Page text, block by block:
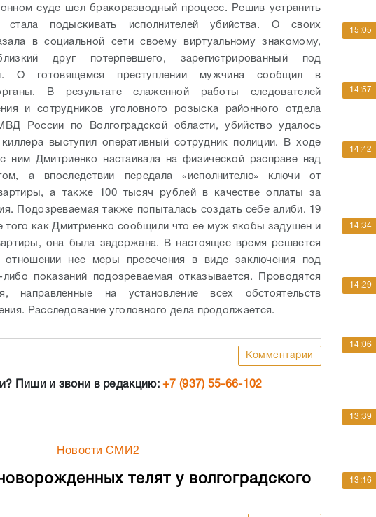
суде шел бракоразводный процесс. Решив устранить
стала подыскивать исполнителей убийства. О своих
в социальной сети своему виртуальному знакомому,
друг потерпевшего, зарегистрированный под
О готовящемся преступлении мужчина сообщил в
В результате слаженной работы следователей
и сотрудников уголовного розыска районного отдела
России по Волгоградской области, убийство удалось
выступил оперативный сотрудник полиции. В ходе
ним Дмитриенко настаивала на физической расправе над
а впоследствии передала «исполнителю» ключи от
а также 100 тысяч рублей в качестве оплаты за
Подозреваемая также попыталась создать себе алиби. 19
того как Дмитриенко сообщили что ее муж якобы задушен и
она была задержана. В настоящее время решается
нее меры пресечения в виде заключения под
показаний подозреваемая отказывается. Проводятся
направленные на установление всех обстоятельств
Расследование уголовного дела продолжается.
Комментарии
Пиши и звони в редакцию:+7 (937) 55-66-102
Новости СМИ2
телят у волгоградского
15:05
14:57
14:42
14:34
14:29
14:06
13:39
13:16